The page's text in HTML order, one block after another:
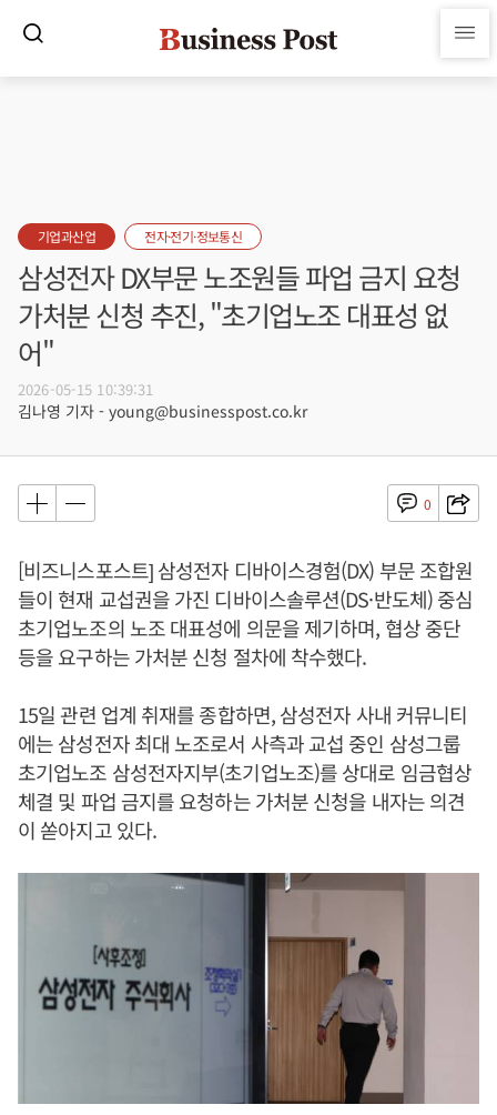
기업과산업 전자·전기·정보통신
삼성전자 DX부문 노조원들 파업 금지 요청
가처분 신청 추진, "초기업노조 대표성 없
어"
2026-05-15 10:39:31
김나영 기자 - young@businesspost.co.kr
0
[비즈니스포스트] 삼성전자 디바이스경험(DX) 부문 조합원
들이 현재 교섭권을 가진 디바이스솔루션(DS·반도체) 중심
초기업노조의 노조 대표성에 의문을 제기하며, 협상 중단
등을 요구하는 가처분 신청 절차에 착수했다.
15일 관련 업계 취재를 종합하면, 삼성전자 사내 커뮤니티
에는 삼성전자 최대 노조로서 사측과 교섭 중인 삼성그룹
초기업노조 삼성전자지부(초기업노조)를 상대로 임금협상
체결 및 파업 금지를 요청하는 가처분 신청을 내자는 의견
이 쏟아지고 있다.